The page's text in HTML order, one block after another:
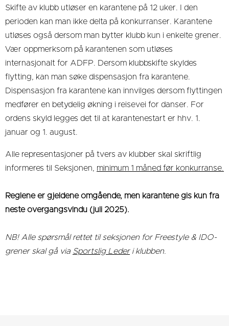
Skifte av klubb utløser en karantene på 12 uker. I den
perioden kan man ikke delta på konkurranser. Karantene
utløses også dersom man bytter klubb kun i enkelte grener.
Vær oppmerksom på karantenen som utløses
internasjonalt for ADFP. Dersom klubbskifte skyldes
flytting, kan man søke dispensasjon fra karantene.
Dispensasjon fra karantene kan innvilges dersom flyttingen
medfører en betydelig økning i reisevei for danser. For
ordens skyld legges det til at karantenestart er hhv. 1.
januar og 1. august.
Alle representasjoner på tvers av klubber skal skriftlig
informeres til Seksjonen, minimum 1 måned før konkurranse.
Reglene er gjeldene omgående, men karantene gis kun fra
neste overgangsvindu (juli 2025).
NB! Alle spørsmål rettet til seksjonen for Freestyle & IDO-
grener skal gå via Sportslig Lederi klubben.